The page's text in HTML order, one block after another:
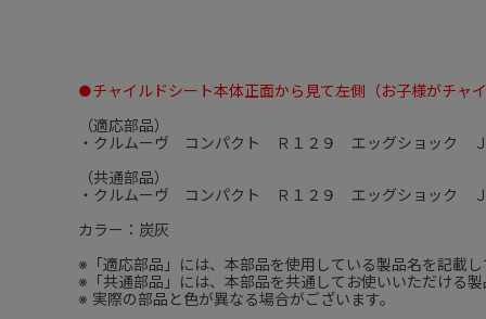
●チャイルドシート本体正面から見て左側（お子様がチャ
（適応部品）
・クルムーヴ コンパクト Ｒ１２９ エッグショック Ｊ
（共通部品）
・クルムーヴ コンパクト Ｒ１２９ エッグショック
カラー：炭灰
※「適応部品」には、本部品を使用している製品名を記載
※「共通部品」には、本部品を共通してお使いいただける
※ 実際の部品と色が異なる場合がございます。